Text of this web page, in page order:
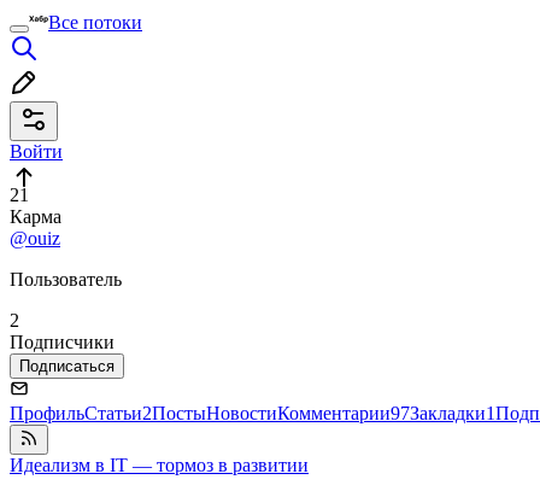
Все потоки
Войти
21
Карма
@ouiz
Пользователь
2
Подписчики
Подписаться
ПрофильСтатьи2ПостыНовостиКомментарии97Закладки1
Идеализм в IT — тормоз в развитии